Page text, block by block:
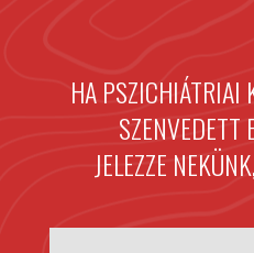
HA PSZICHIÁTRIAI
SZENVEDETT
JELEZZE